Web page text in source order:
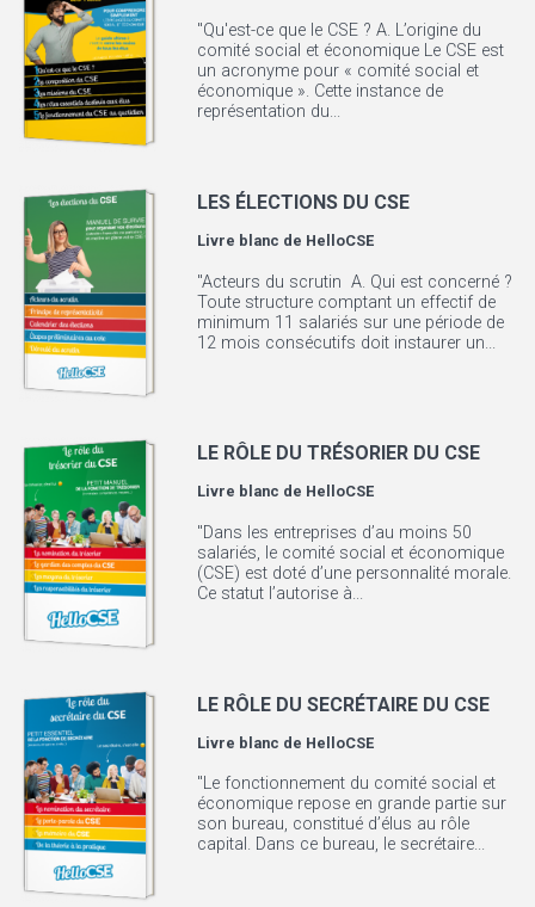
"Qu'est-ce que le CSE ? A. L’origine du
comité social et économique Le CSE est
un acronyme pour « comité social et
économique ». Cette instance de
représentation du...
LES ÉLECTIONS DU CSE
Livre blanc de HelloCSE
"Acteurs du scrutin A. Qui est concerné ?
Toute structure comptant un effectif de
minimum 11 salariés sur une période de
12 mois consécutifs doit instaurer un...
LE RÔLE DU TRÉSORIER DU CSE
Livre blanc de HelloCSE
"Dans les entreprises d’au moins 50
salariés, le comité social et économique
(CSE) est doté d’une personnalité morale.
Ce statut l’autorise à...
LE RÔLE DU SECRÉTAIRE DU CSE
Livre blanc de HelloCSE
"Le fonctionnement du comité social et
économique repose en grande partie sur
son bureau, constitué d’élus au rôle
capital. Dans ce bureau, le secrétaire...